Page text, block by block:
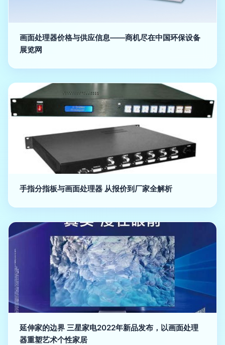
画面处理器价格与供应信息——商机尽在中国环保设备
展览网
手指分指板与画面处理器 从报价到厂家全解析
延伸家的边界 三星家电2022年新品发布，以画面处理
器重塑艺术个性家居